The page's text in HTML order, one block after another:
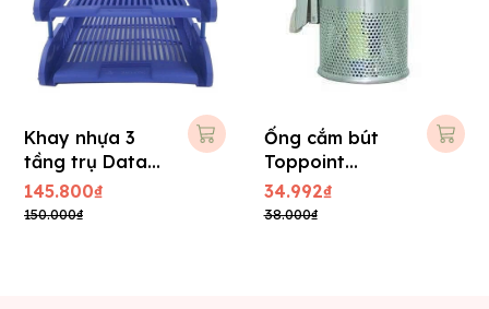
Khay nhựa 3
tầng trụ Data
King
145.800₫
150.000₫
Ống cắm bút
Toppoint
HY3155C
34.992₫
38.000₫